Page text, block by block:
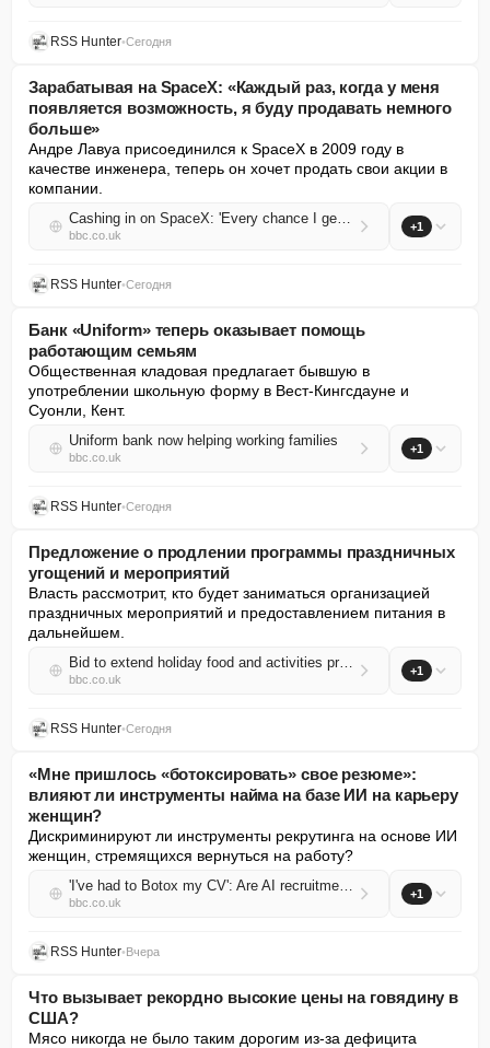
RSS Hunter•Сегодня
Зарабатывая на SpaceX: «Каждый раз, когда у меня
появляется возможность, я буду продавать немного
больше»
Андре Лавуа присоединился к SpaceX в 2009 году в
качестве инженера, теперь он хочет продать свои акции в
компании.
Cashing in on SpaceX: 'Every chance I get, I'll sell a little more'
bbc.co.uk
+1
RSS Hunter•Сегодня
Банк «Uniform» теперь оказывает помощь
работающим семьям
Общественная кладовая предлагает бывшую в
употреблении школьную форму в Вест-Кингсдауне и
Суонли, Кент.
Uniform bank now helping working families
bbc.co.uk
+1
RSS Hunter•Сегодня
Предложение о продлении программы праздничных
угощений и мероприятий
Власть рассмотрит, кто будет заниматься организацией
праздничных мероприятий и предоставлением питания в
дальнейшем.
Bid to extend holiday food and activities programme
bbc.co.uk
+1
RSS Hunter•Сегодня
«Мне пришлось «ботоксировать» свое резюме»:
влияют ли инструменты найма на базе ИИ на карьеру
женщин?
Дискриминируют ли инструменты рекрутинга на основе ИИ
женщин, стремящихся вернуться на работу?
'I've had to Botox my CV': Are AI recruitment tools affecting women's careers?
bbc.co.uk
+1
RSS Hunter•Вчера
Что вызывает рекордно высокие цены на говядину в
США?
Мясо никогда не было таким дорогим из-за дефицита